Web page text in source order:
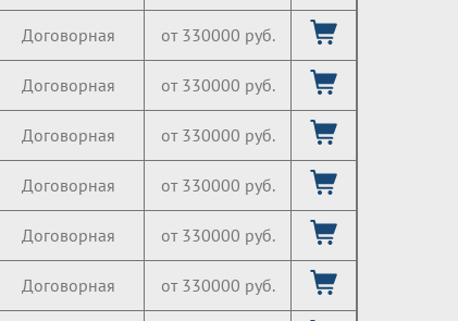
Договорная от 330000 руб.
Договорная от 330000 руб.
Договорная от 330000 руб.
Договорная от 330000 руб.
Договорная от 330000 руб.
Договорная от 330000 руб.